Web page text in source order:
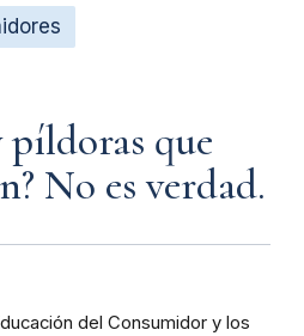
píldoras que
No es verdad.
del Consumidor y los